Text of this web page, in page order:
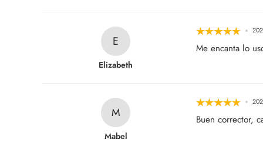
E
Elizabeth
Me encanta lo
M
Mabel
Buen corrector,